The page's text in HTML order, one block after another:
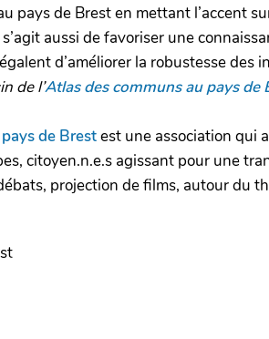
pays de Brest en mettant l’accent
aussi de favoriser une
d’améliorer la robustesse
de l’Atlas des communs au pays de
de Brestest une association qui
citoyen.n.e.s agissant pour une
projection de films, autour du